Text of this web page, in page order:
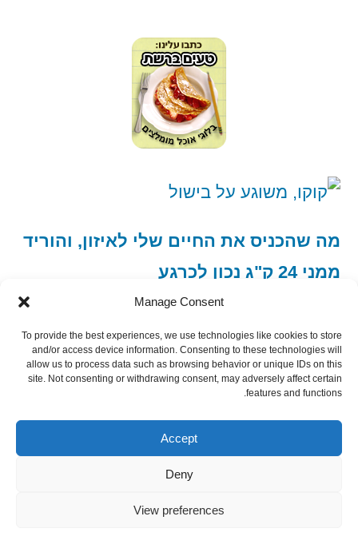
Manage Consent
To provide the best experiences, we use technologies like cookies to store
and/or access device information. Consenting to these technologies will
allow us to process data such as browsing behavior or unique IDs on this
site. Not consenting or withdrawing consent, may adversely affect certain
features and functions.
Accept
Deny
View preferences
מה שהכניס את החיים שלי לאיזון, והוריד
ממני 24 ק"ג נכון לכרגע
Subscribe via RSS
פועל על WordPress.Privacy